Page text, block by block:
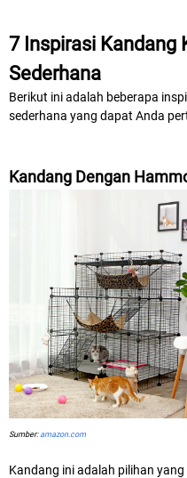
7 Inspirasi Kandang
Sederhana
Berikut ini adalah beberapa
sederhana yang dapat Anda
Kandang Dengan
Sumber: amazon.com
Kandang ini adalah pilihan